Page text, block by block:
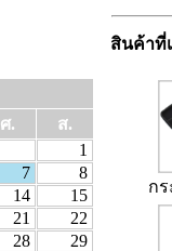
ศ.
ส.
1
7
8
14
15
21
22
28
29
สินค้าที่
กร